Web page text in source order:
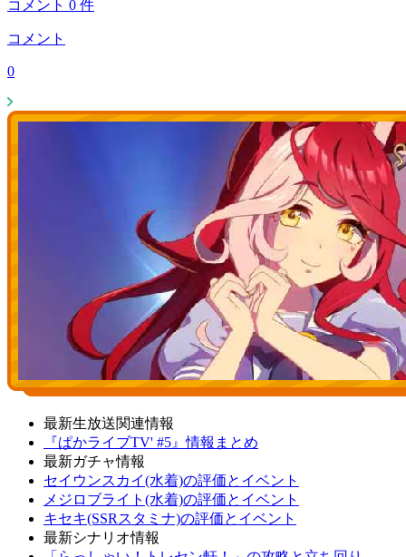
コメント 0 件
コメント
0
最新生放送関連情報
『ぱかライブTV' #5』情報まとめ
最新ガチャ情報
セイウンスカイ(水着)の評価とイベント
メジロブライト(水着)の評価とイベント
キセキ(SSRスタミナ)の評価とイベント
最新シナリオ情報